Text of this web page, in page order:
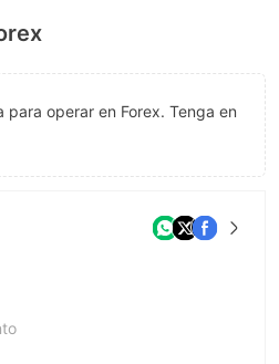
para operar en Forex. Tenga en